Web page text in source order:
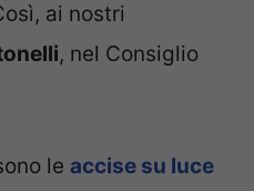
ai nostri
, nel Consiglio
le accise su luce